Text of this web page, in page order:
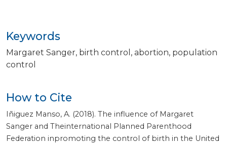
Keywords
Margaret Sanger birth control abortion population
control
How to Cite
Iñiguez Manso, A. (2018). The influence of Margaret
Sanger and Theinternational Planned Parenthood
Federation inpromoting the control of birth in the United